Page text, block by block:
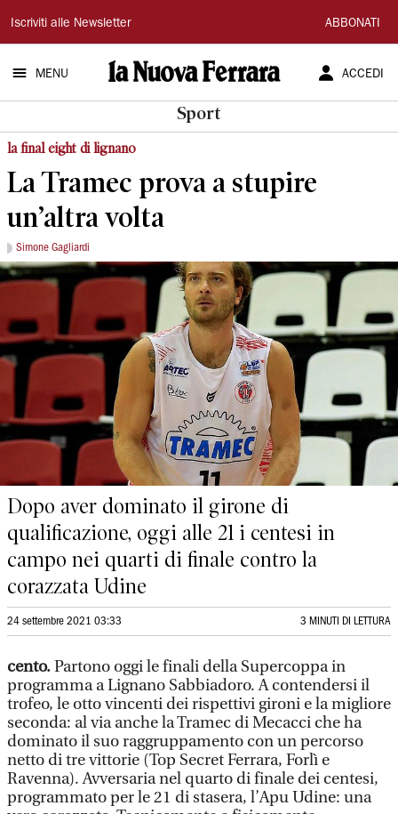
La
Nuova
Ferrara
Iscriviti alle Newsletter ABBONATI
MENU ACCEDI
Sport
la final eight di lignano
La Tramec prova a stupire
un’altra volta
Simone Gagliardi
Dopo aver dominato il girone di
qualificazione, oggi alle 21 i centesi in
campo nei quarti di finale contro la
corazzata Udine
24 settembre 2021 03:33 3 MINUTI DI LETTURA
cento.Partono oggi le finali della Supercoppa in
programma a Lignano Sabbiadoro. A contendersi il
trofeo, le otto vincenti dei rispettivi gironi e la migliore
seconda: al via anche la Tramec di Mecacci che ha
dominato il suo raggruppamento con un percorso
netto di tre vittorie (Top Secret Ferrara, Forlì e
Ravenna). Avversaria nel quarto di finale dei centesi,
programmato per le 21 di stasera, l’Apu Udine: una